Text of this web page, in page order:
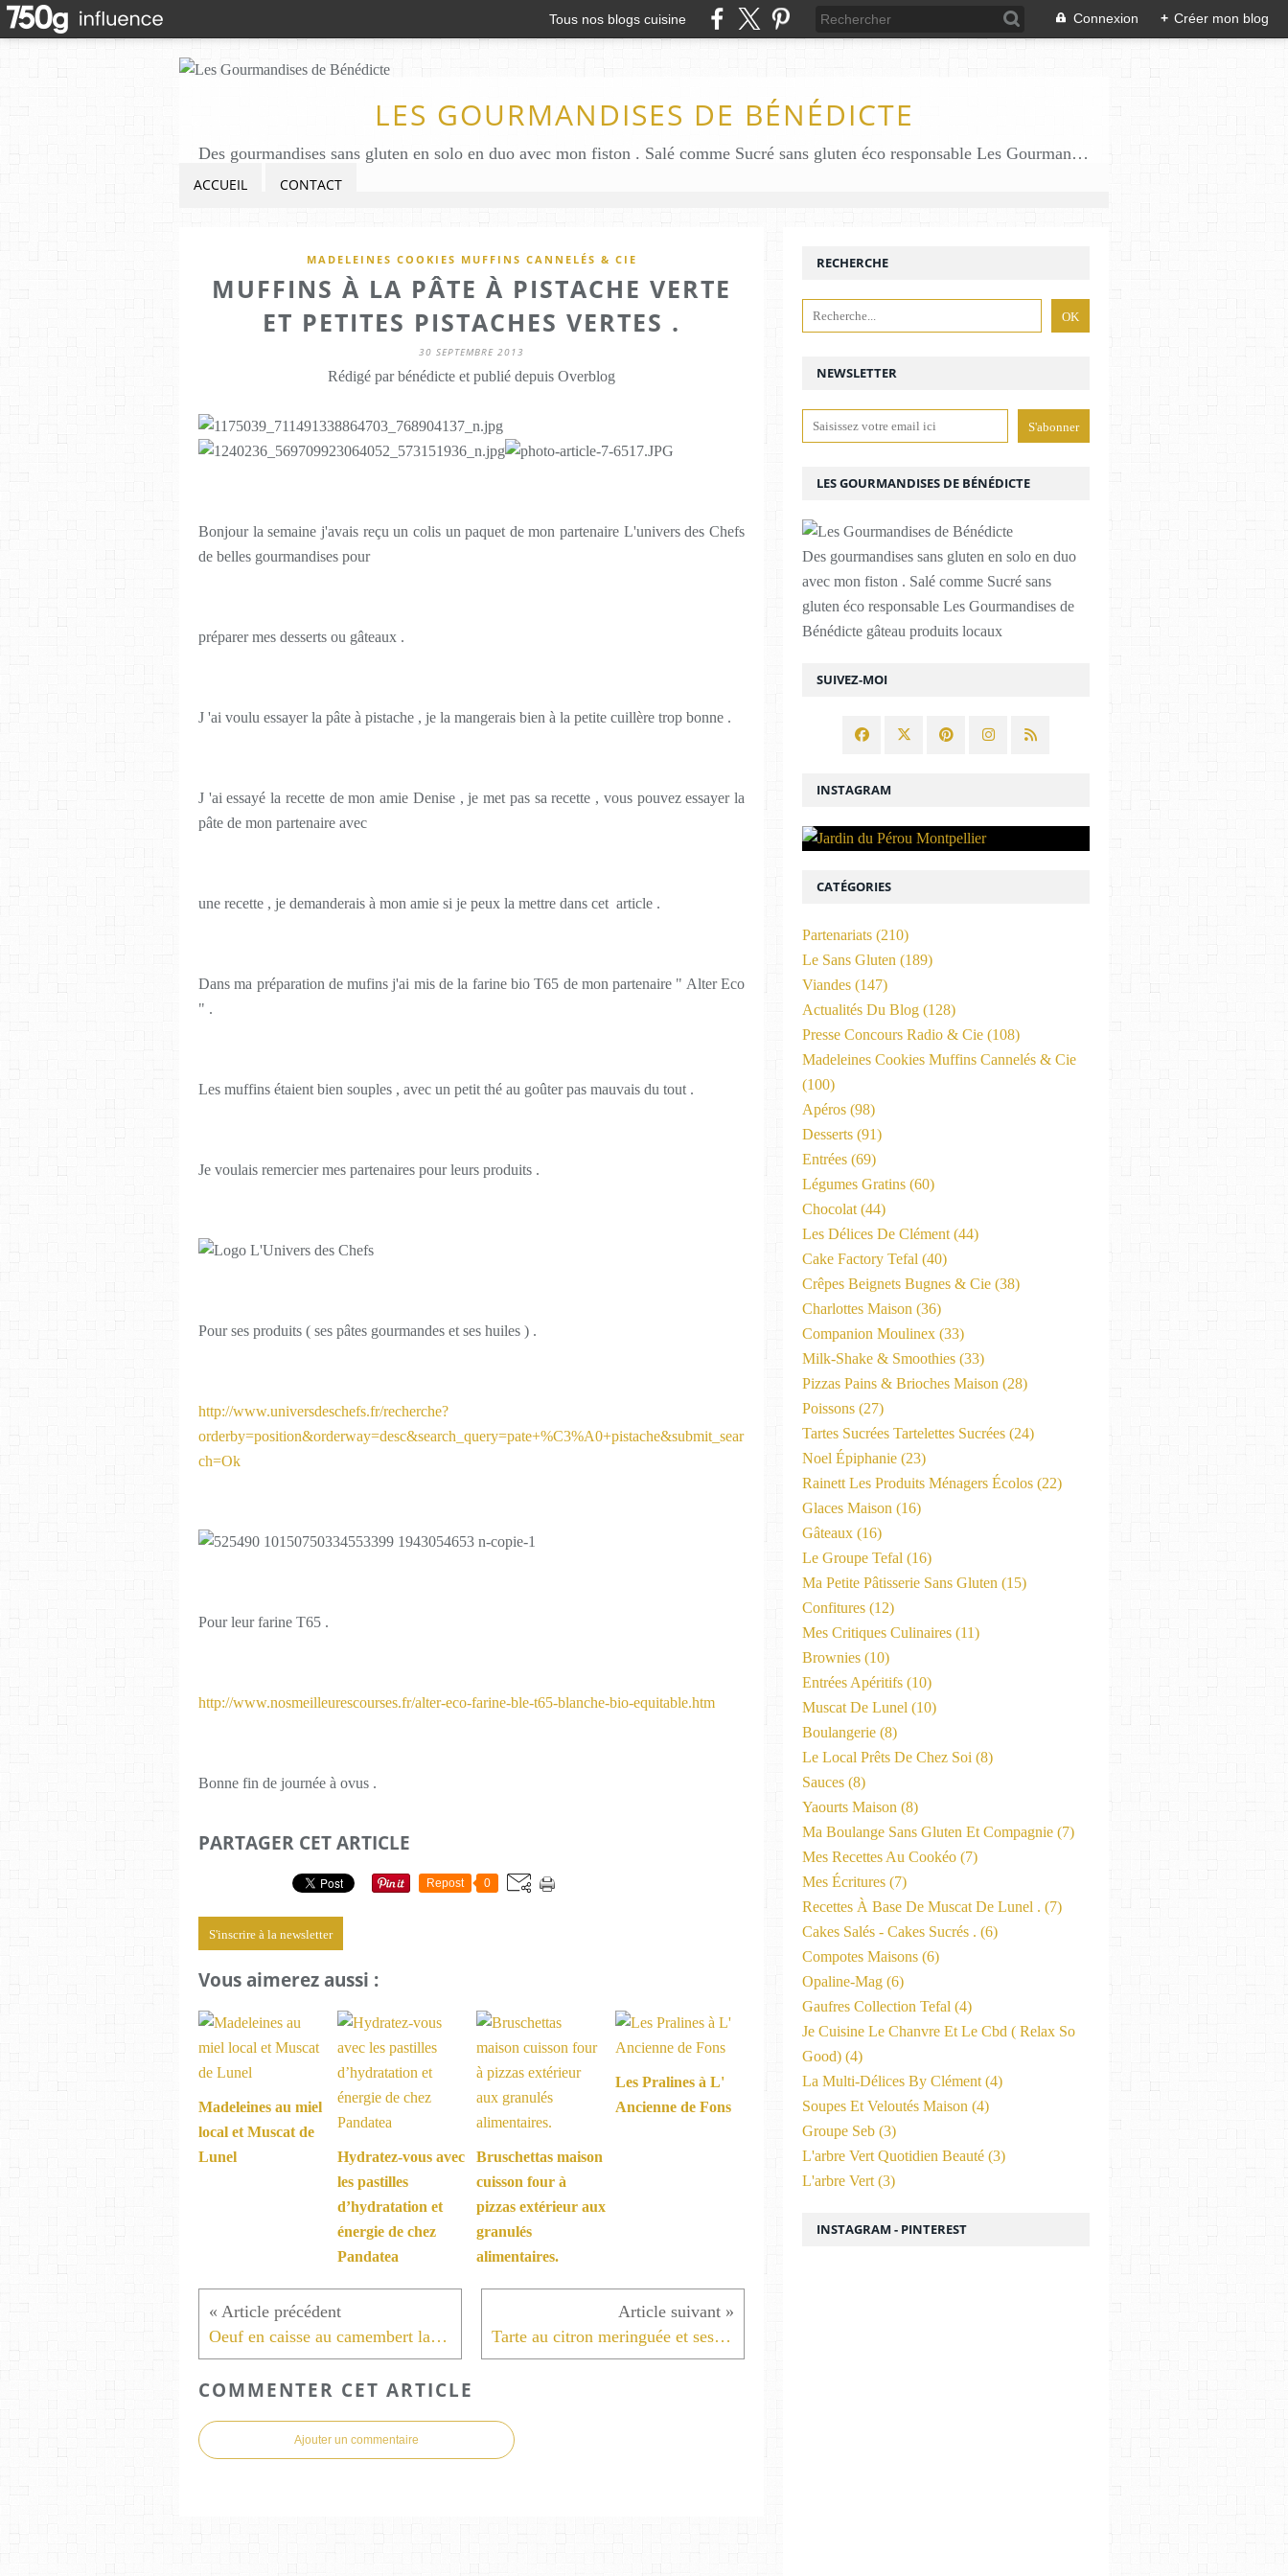
Tous nos blogs cuisine Connexion + Créer mon blog
LES GOURMANDISES DE BÉNÉDICTE
Des gourmandises sans gluten en solo en duo avec mon fiston . Salé comme Sucré sans gluten éco responsable Les Gourmandises de Bénédicte gâteau produits locaux
ACCUEIL CONTACT
MADELEINES COOKIES MUFFINS CANNELÉS & CIE
MUFFINS À LA PÂTE À PISTACHE VERTE
ET PETITES PISTACHES VERTES .
30 SEPTEMBRE 2013
Rédigé par bénédicte et publié depuis Overblog
Bonjour la semaine j'avais reçu un colis un paquet de mon partenaire L'univers des Chefs
de belles gourmandises pour
préparer mes desserts ou gâteaux .
J 'ai voulu essayer la pâte à pistache , je la mangerais bien à la petite cuillère trop bonne .
J 'ai essayé la recette de mon amie Denise , je met pas sa recette , vous pouvez essayer la
pâte de mon partenaire avec
une recette , je demanderais à mon amie si je peux la mettre dans cet article .
Dans ma préparation de mufins j'ai mis de la farine bio T65 de mon partenaire " Alter Eco
" .
Les muffins étaient bien souples , avec un petit thé au goûter pas mauvais du tout .
Je voulais remercier mes partenaires pour leurs produits .
Pour ses produits ( ses pâtes gourmandes et ses huiles ) .
http://www.universdeschefs.fr/recherche?
orderby=position&orderway=desc&search_query=pate+%C3%A0+pistache&submit_sear
ch=Ok
Pour leur farine T65 .
http://www.nosmeilleurescourses.fr/alter-eco-farine-ble-t65-blanche-bio-equitable.htm
Bonne fin de journée à ovus .
PARTAGER CET ARTICLE
Repost 0
S'inscrire à la newsletter
Vous aimerez aussi :
Madeleines au miel
local et Muscat de
Lunel
Hydratez-vous avec
les pastilles
d’hydratation et
énergie de chez
Pandatea
Bruschettas maison
cuisson four à
pizzas extérieur aux
granulés
alimentaires.
Les Pralines à L'
Ancienne de Fons
Oeuf en caisse au camembert lardons et sa poivrillade . Tarte au citron meringuée et ses éclats de chocolat citron .
COMMENTER CET ARTICLE
Ajouter un commentaire
NEWSLETTER
SUIVEZ-MOI
RECHERCHE
LES GOURMANDISES DE BÉNÉDICTE
Des gourmandises sans gluten en solo en duo
avec mon fiston . Salé comme Sucré sans
gluten éco responsable Les Gourmandises de
Bénédicte gâteau produits locaux
INSTAGRAM
CATÉGORIES
Partenariats (210)
Le Sans Gluten (189)
Viandes (147)
Actualités Du Blog (128)
Presse Concours Radio & Cie (108)
Madeleines Cookies Muffins Cannelés & Cie
(100)
Apéros (98)
Desserts (91)
Entrées (69)
Légumes Gratins (60)
Chocolat (44)
Les Délices De Clément (44)
Cake Factory Tefal (40)
Crêpes Beignets Bugnes & Cie (38)
Charlottes Maison (36)
Companion Moulinex (33)
Milk-Shake & Smoothies (33)
Pizzas Pains & Brioches Maison (28)
Poissons (27)
Tartes Sucrées Tartelettes Sucrées (24)
Noel Épiphanie (23)
Rainett Les Produits Ménagers Écolos (22)
Glaces Maison (16)
Gâteaux (16)
Le Groupe Tefal (16)
Ma Petite Pâtisserie Sans Gluten (15)
Confitures (12)
Mes Critiques Culinaires (11)
Brownies (10)
Entrées Apéritifs (10)
Muscat De Lunel (10)
Boulangerie (8)
Le Local Prêts De Chez Soi (8)
Sauces (8)
Yaourts Maison (8)
Ma Boulange Sans Gluten Et Compagnie (7)
Mes Recettes Au Cookéo (7)
Mes Écritures (7)
Recettes À Base De Muscat De Lunel . (7)
Cakes Salés - Cakes Sucrés . (6)
Compotes Maisons (6)
Opaline-Mag (6)
Gaufres Collection Tefal (4)
Je Cuisine Le Chanvre Et Le Cbd ( Relax So
Good) (4)
La Multi-Délices By Clément (4)
Soupes Et Veloutés Maison (4)
Groupe Seb (3)
L'arbre Vert Quotidien Beauté (3)
L'arbre Vert (3)
INSTAGRAM - PINTEREST